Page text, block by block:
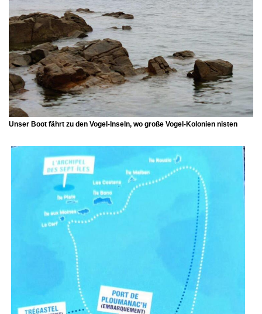
Unser Boot fährt zu den Vogel-Inseln, wo große Vogel-Kolonien nisten